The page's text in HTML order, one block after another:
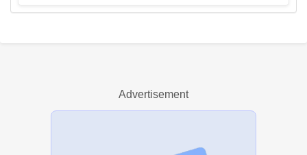
عرض الكل
Advertisement